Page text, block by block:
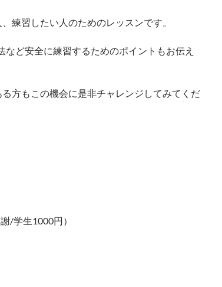
練習したい人のためのレッスンです。
ど安全に練習するためのポイントもお伝え
方もこの機会に是非チャレンジしてみてくだ
/学生1000円）